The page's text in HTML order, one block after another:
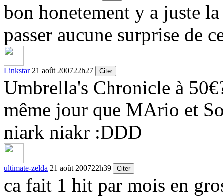
bon honetement y a juste
passer aucune surprise de
Linkstar 21 août 200722h27 Citer
Umbrella's Chronicle à
même jour que MArio et
niark niakr :DDD
ultimate-zelda 21 août 200722h39 Citer
ca fait 1 hit par mois en